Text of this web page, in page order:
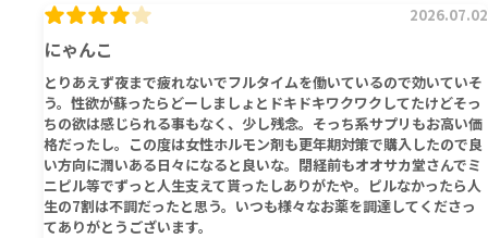
にゃんこ
2026.07.02
とりあえず夜まで疲れないでフルタイムを働いているので効いていそ
う。性欲が蘇ったらどーしましょとドキドキワクワクしてたけどそっ
ちの欲は感じられる事もなく、少し残念。そっち系サプリもお高い価
格だったし。この度は女性ホルモン剤も更年期対策で購入したので良
い方向に潤いある日々になると良いな。閉経前もオオサカ堂さんでミ
ニピル等でずっと人生支えて貰ったしありがたや。ピルなかったら人
生の7割は不調だったと思う。いつも様々なお薬を調達してくださっ
てありがとうございます。